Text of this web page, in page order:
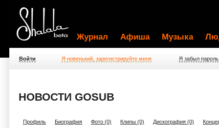
Журнал Афиша Музыка
Войти Я новенький, зарегистрируйте меня Я забыл пароль
НОВОСТИ GOSUB
Профиль Биография Фото (0) Клипы (0) Дискография (0)